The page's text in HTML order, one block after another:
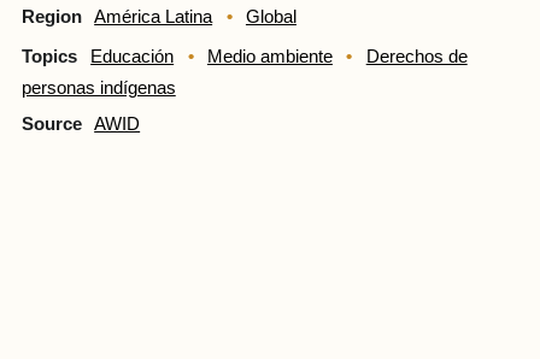
Region América Latina Global
Topics Educación Medio ambiente
Derechos de
personas indígenas
Source
AWID